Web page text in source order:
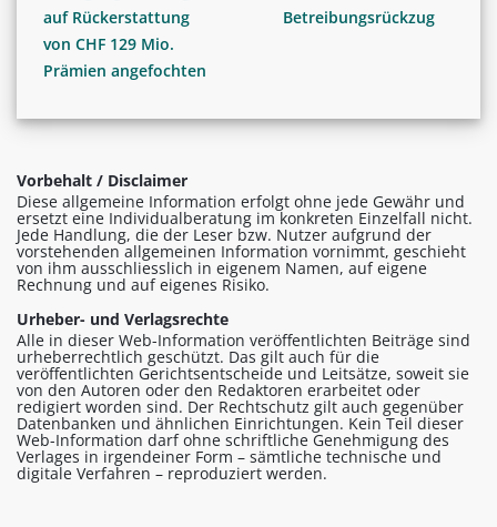
auf Rückerstattung
von CHF 129 Mio.
Prämien angefochten
Betreibungsrückzug
Vorbehalt / Disclaimer
Diese allgemeine Information erfolgt ohne jede Gewähr und
ersetzt eine Individualberatung im konkreten Einzelfall nicht.
Jede Handlung, die der Leser bzw. Nutzer aufgrund der
vorstehenden allgemeinen Information vornimmt, geschieht
von ihm ausschliesslich in eigenem Namen, auf eigene
Rechnung und auf eigenes Risiko.
Urheber- und Verlagsrechte
Alle in dieser Web-Information veröffentlichten Beiträge sind
urheberrechtlich geschützt. Das gilt auch für die
veröffentlichten Gerichtsentscheide und Leitsätze, soweit sie
von den Autoren oder den Redaktoren erarbeitet oder
redigiert worden sind. Der Rechtschutz gilt auch gegenüber
Datenbanken und ähnlichen Einrichtungen. Kein Teil dieser
Web-Information darf ohne schriftliche Genehmigung des
Verlages in irgendeiner Form – sämtliche technische und
digitale Verfahren – reproduziert werden.